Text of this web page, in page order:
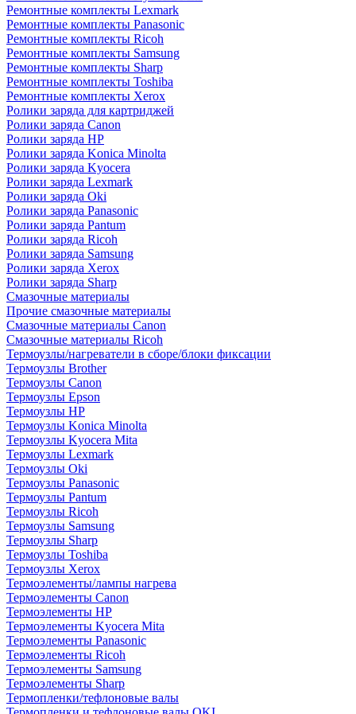
Ремонтные комплекты Lexmark
Ремонтные комплекты Panasonic
Ремонтные комплекты Ricoh
Ремонтные комплекты Samsung
Ремонтные комплекты Sharp
Ремонтные комплекты Toshiba
Ремонтные комплекты Xerox
Ролики заряда для картриджей
Ролики заряда Canon
Ролики заряда HP
Ролики заряда Konica Minolta
Ролики заряда Kyocera
Ролики заряда Lexmark
Ролики заряда Oki
Ролики заряда Panasonic
Ролики заряда Pantum
Ролики заряда Ricoh
Ролики заряда Samsung
Ролики заряда Xerox
Ролики заряда Sharp
Смазочные материалы
Прочие смазочные материалы
Смазочные материалы Canon
Смазочные материалы Ricoh
Термоузлы/нагреватели в сборе/блоки фиксации
Термоузлы Brother
Термоузлы Canon
Термоузлы Epson
Термоузлы HP
Термоузлы Konica Minolta
Термоузлы Kyocera Mita
Термоузлы Lexmark
Термоузлы Oki
Термоузлы Panasonic
Термоузлы Pantum
Термоузлы Ricoh
Термоузлы Samsung
Термоузлы Sharp
Термоузлы Toshiba
Термоузлы Xerox
Термоэлементы/лампы нагрева
Термоэлементы Canon
Термоэлементы HP
Термоэлементы Kyocera Mita
Термоэлементы Panasonic
Термоэлементы Ricoh
Термоэлементы Samsung
Термоэлементы Sharp
Термопленки/тефлоновые валы